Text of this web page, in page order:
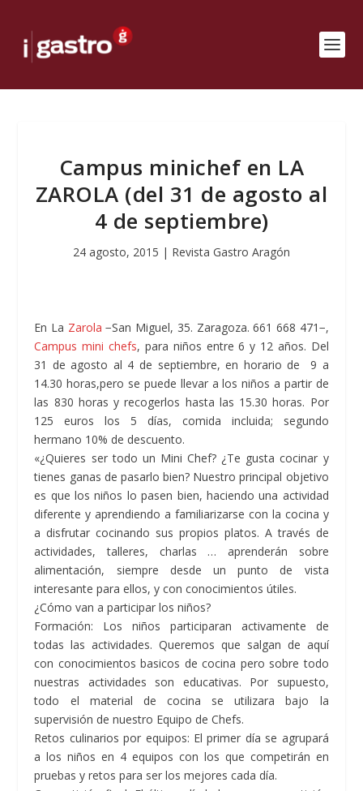
Campus minichef en LA
ZAROLA (del 31 de agosto al
4 de septiembre)
24 agosto, 2015 | Revista Gastro Aragón
En La Zarola−San Miguel, 35. Zaragoza. 661 668 471−,
Campus mini chefs, para niños entre 6 y 12 años. Del
31 de agosto al 4 de septiembre, en horario de 9 a
14.30 horas,pero se puede llevar a los niños a partir de
las 830 horas y recogerlos hasta las 15.30 horas. Por
125 euros los 5 días, comida incluida; segundo
hermano 10% de descuento.
«¿Quieres ser todo un Mini Chef? ¿Te gusta cocinar y
tienes ganas de pasarlo bien? Nuestro principal objetivo
es que los niños lo pasen bien, haciendo una actividad
diferente y aprendiendo a familiarizarse con la cocina y
a disfrutar cocinando sus propios platos. A través de
actividades, talleres, charlas … aprenderán sobre
alimentación, siempre desde un punto de vista
interesante para ellos, y con conocimientos útiles.
¿Cómo van a participar los niños?
Formación: Los niños participaran activamente de
todas las actividades. Queremos que salgan de aquí
con conocimientos basicos de cocina pero sobre todo
nuestras actividades son educativas. Por supuesto,
todo el material de cocina se utilizara bajo la
supervisión de nuestro Equipo de Chefs.
Retos culinarios por equipos: El primer día se agrupará
a los niños en 4 equipos con los que competirán en
pruebas y retos para ser los mejores cada día.